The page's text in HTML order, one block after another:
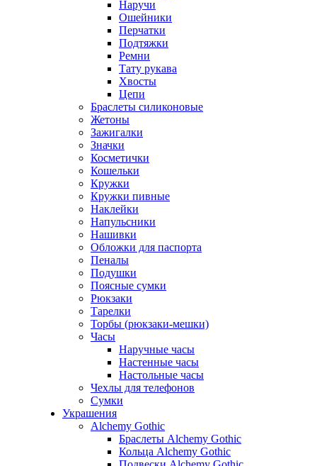
Наручи
Ошейники
Перчатки
Подтяжки
Ремни
Тату рукава
Хвосты
Цепи
Браслеты силиконовые
Жетоны
Зажигалки
Значки
Косметички
Кошельки
Кружки
Кружки пивные
Наклейки
Напульсники
Нашивки
Обложки для паспорта
Пеналы
Подушки
Поясные сумки
Рюкзаки
Тарелки
Торбы (рюкзаки-мешки)
Часы
Наручные часы
Настенные часы
Настольные часы
Чехлы для телефонов
Сумки
Украшения
Alchemy Gothic
Браслеты Alchemy Gothic
Кольца Alchemy Gothic